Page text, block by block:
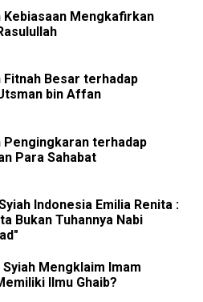
Kebiasaan Mengkafirkan
Fitnah Besar terhadap
bin Affan
Pengingkaran terhadap
Para Sahabat
Indonesia Emilia Renita :
Bukan Tuhannya Nabi
Syiah Mengklaim Imam
Ilmu Ghaib?